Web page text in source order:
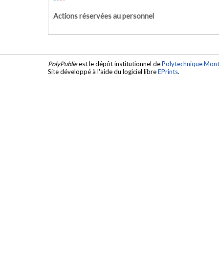
Actions réservées au personnel
PolyPublieest le dépôt institutionnel dePolytechnique
Site développé à l'aide du logiciel libreEPrints.